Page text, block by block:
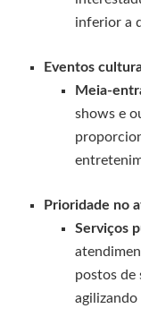
inferior a
Eventos
Meia-
shows e
Prioridade no
Serviços
postos de
agilizando